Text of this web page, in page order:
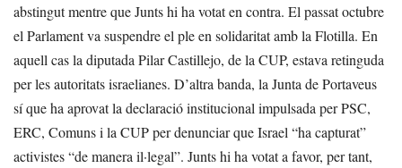
abstingut mentre que Junts hi ha votat en contra. El passat octubre
el Parlament va suspendre el ple en solidaritat amb la Flotilla. En
aquell cas la diputada Pilar Castillejo, de la CUP, estava retinguda
per les autoritats israelianes. D’altra banda, la Junta de Portaveus
sí que ha aprovat la declaració institucional impulsada per PSC,
ERC, Comuns i la CUP per denunciar que Israel “ha capturat”
activistes “de manera il·legal”. Junts hi ha votat a favor, per tant,